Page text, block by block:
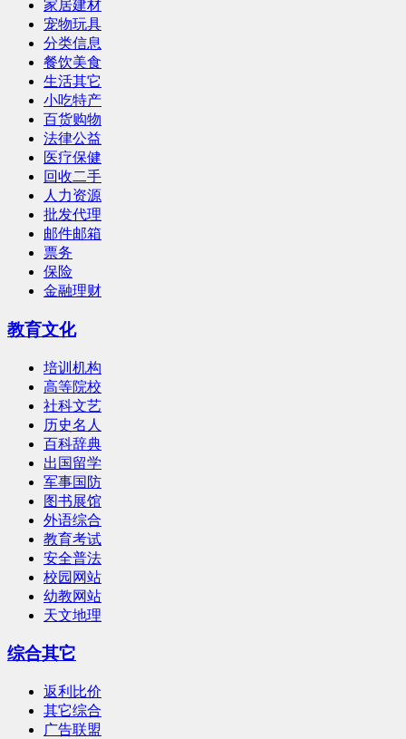
家居建材
宠物玩具
分类信息
餐饮美食
生活其它
小吃特产
百货购物
法律公益
医疗保健
回收二手
人力资源
批发代理
邮件邮箱
票务
保险
金融理财
教育文化
培训机构
高等院校
社科文艺
历史名人
百科辞典
出国留学
军事国防
图书展馆
外语综合
教育考试
安全普法
校园网站
幼教网站
天文地理
综合其它
返利比价
其它综合
广告联盟